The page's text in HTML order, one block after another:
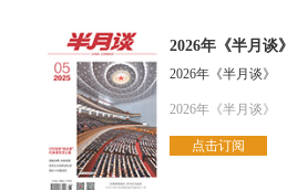
2026年《半月谈》
2026年《半月谈》
2026年《半月谈》
点击订阅